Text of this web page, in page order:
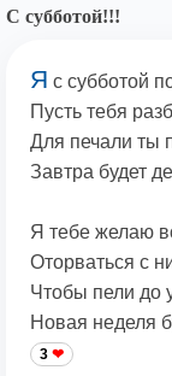
С субботой!!!
Я с субботой
Пусть тебя
Для печали ты
Завтра будет
Я тебе желаю
Оторваться с
Чтобы пели до
Новая неделя
3